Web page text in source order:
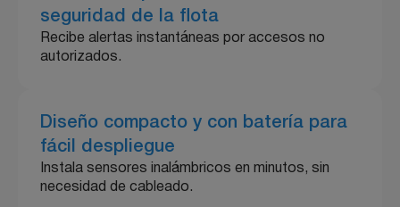
seguridad de la flota
Recibe alertas instantáneas por accesos no
autorizados.
Diseño compacto y con batería para
fácil despliegue
Instala sensores inalámbricos en minutos, sin
necesidad de cableado.